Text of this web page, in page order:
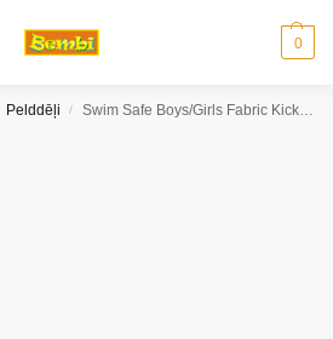
0
Pelddēļi / Swim Safe Boys/Girls Fabric Kickboard pelddēlis